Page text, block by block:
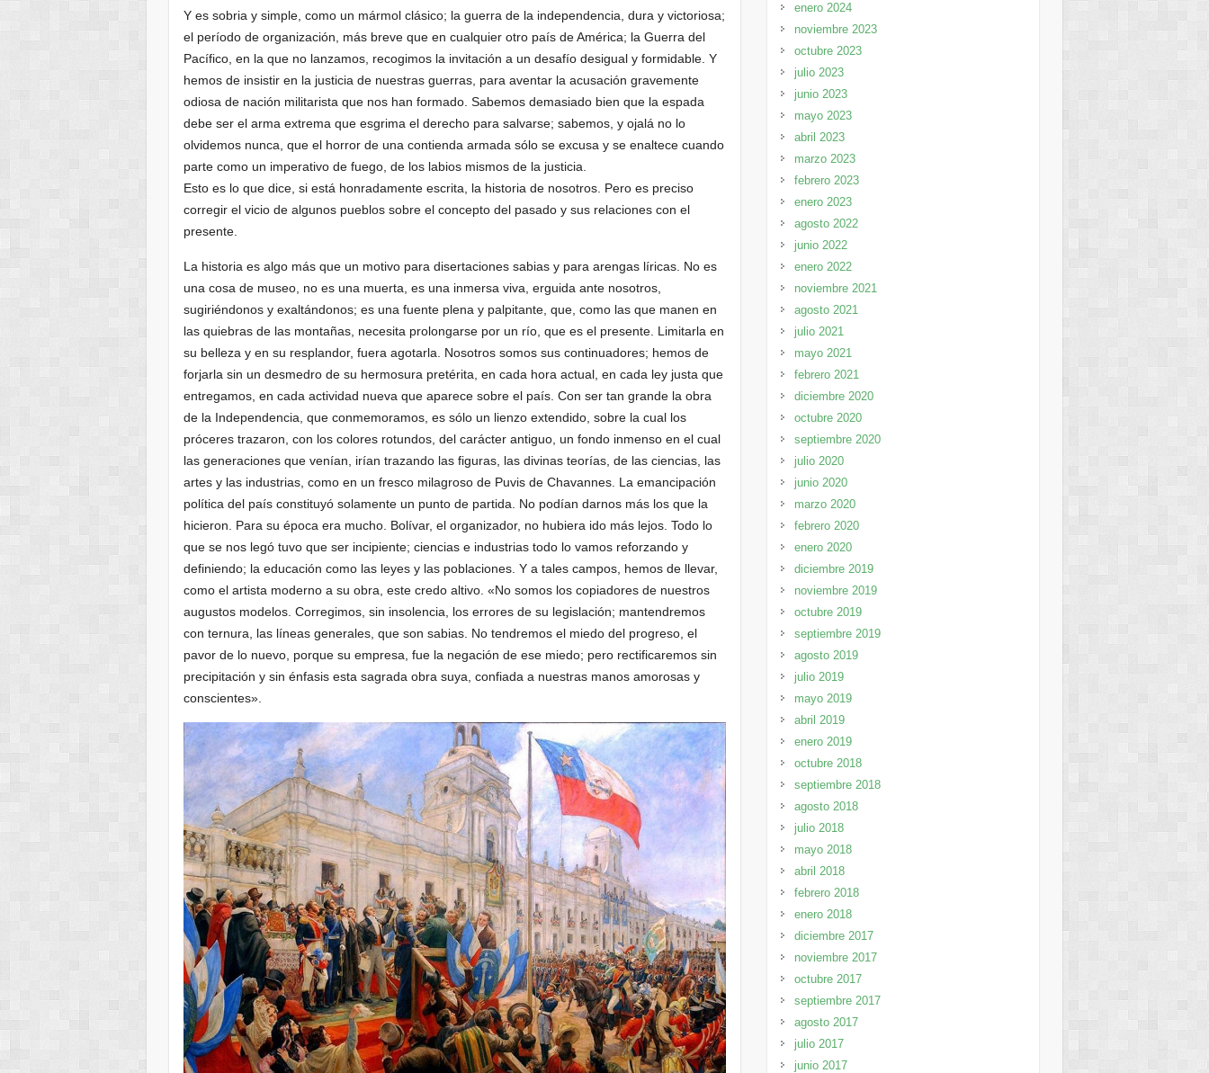
Y es sobria y simple, como un mármol clásico; la guerra de la independencia, dura y victoriosa;
el período de organización, más breve que en cualquier otro país de América; la Guerra del
Pacífico, en la que no lanzamos, recogimos la invitación a un desafío desigual y formidable. Y
hemos de insistir en la justicia de nuestras guerras, para aventar la acusación gravemente
odiosa de nación militarista que nos han formado. Sabemos demasiado bien que la espada
debe ser el arma extrema que esgrima el derecho para salvarse; sabemos, y ojalá no lo
olvidemos nunca, que el horror de una contienda armada sólo se excusa y se enaltece cuando
parte como un imperativo de fuego, de los labios mismos de la justicia.
Esto es lo que dice, si está honradamente escrita, la historia de nosotros. Pero es preciso
corregir el vicio de algunos pueblos sobre el concepto del pasado y sus relaciones con el
presente.
La historia es algo más que un motivo para disertaciones sabias y para arengas líricas. No es
una cosa de museo, no es una muerta, es una inmersa viva, erguida ante nosotros,
sugiriéndonos y exaltándonos; es una fuente plena y palpitante, que, como las que manen en
las quiebras de las montañas, necesita prolongarse por un río, que es el presente. Limitarla en
su belleza y en su resplandor, fuera agotarla. Nosotros somos sus continuadores; hemos de
forjarla sin un desmedro de su hermosura pretérita, en cada hora actual, en cada ley justa que
entregamos, en cada actividad nueva que aparece sobre el país. Con ser tan grande la obra
de la Independencia, que conmemoramos, es sólo un lienzo extendido, sobre la cual los
próceres trazaron, con los colores rotundos, del carácter antiguo, un fondo inmenso en el cual
las generaciones que venían, irían trazando las figuras, las divinas teorías, de las ciencias, las
artes y las industrias, como en un fresco milagroso de Puvis de Chavannes. La emancipación
política del país constituyó solamente un punto de partida. No podían darnos más los que la
hicieron. Para su época era mucho. Bolívar, el organizador, no hubiera ido más lejos. Todo lo
que se nos legó tuvo que ser incipiente; ciencias e industrias todo lo vamos reforzando y
definiendo; la educación como las leyes y las poblaciones. Y a tales campos, hemos de llevar,
como el artista moderno a su obra, este credo altivo. «No somos los copiadores de nuestros
augustos modelos. Corregimos, sin insolencia, los errores de su legislación; mantendremos
con ternura, las líneas generales, que son sabias. No tendremos el miedo del progreso, el
pavor de lo nuevo, porque su empresa, fue la negación de ese miedo; pero rectificaremos sin
precipitación y sin énfasis esta sagrada obra suya, confiada a nuestras manos amorosas y
conscientes».
enero 2024
noviembre 2023
octubre 2023
julio 2023
junio 2023
mayo 2023
abril 2023
marzo 2023
febrero 2023
enero 2023
agosto 2022
junio 2022
enero 2022
noviembre 2021
agosto 2021
julio 2021
mayo 2021
febrero 2021
diciembre 2020
octubre 2020
septiembre 2020
julio 2020
junio 2020
marzo 2020
febrero 2020
enero 2020
diciembre 2019
noviembre 2019
octubre 2019
septiembre 2019
agosto 2019
julio 2019
mayo 2019
abril 2019
enero 2019
octubre 2018
septiembre 2018
agosto 2018
julio 2018
mayo 2018
abril 2018
febrero 2018
enero 2018
diciembre 2017
noviembre 2017
octubre 2017
septiembre 2017
agosto 2017
julio 2017
junio 2017